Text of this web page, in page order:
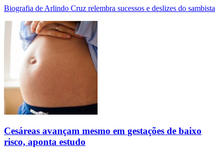
Biografia de Arlindo Cruz relembra sucessos e deslizes do sambista
Cesáreas avançam mesmo em gestações de baixo
risco, aponta estudo